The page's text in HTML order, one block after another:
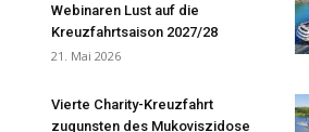
Webinaren Lust auf die
Kreuzfahrtsaison 2027/28
21. Mai 2026
Vierte Charity-Kreuzfahrt
zugunsten des Mukoviszidose